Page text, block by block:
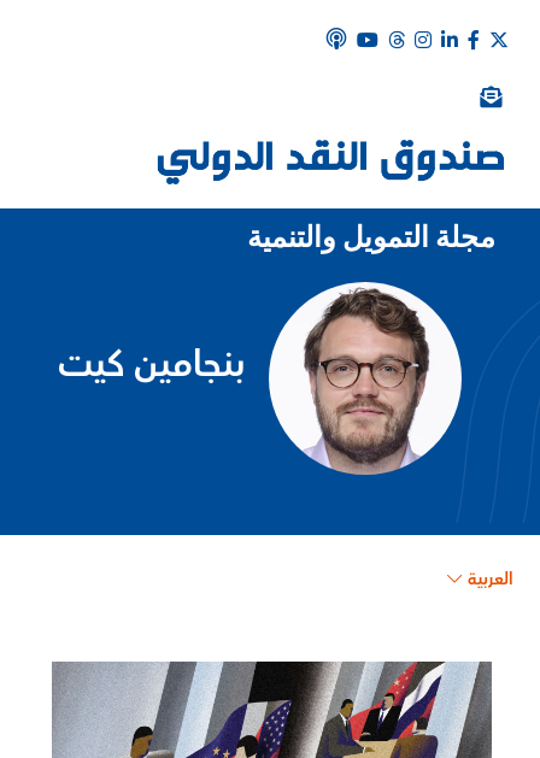
مجلة التمويل والتنمية
بنجامين كيت
العربية